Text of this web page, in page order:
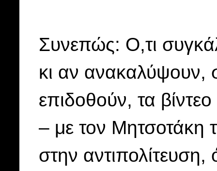
Συνεπώς: Ο,τι
κι αν ανακαλύψουν,
επιδοθούν, τα βίντεο
– με τον Μητσοτάκη
στην αντιπολίτευση,